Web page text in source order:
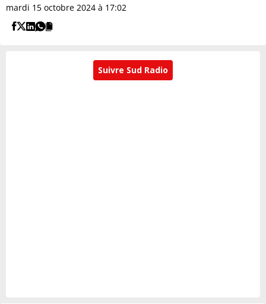
mardi 15 octobre 2024 à 17:02
Suivre Sud Radio